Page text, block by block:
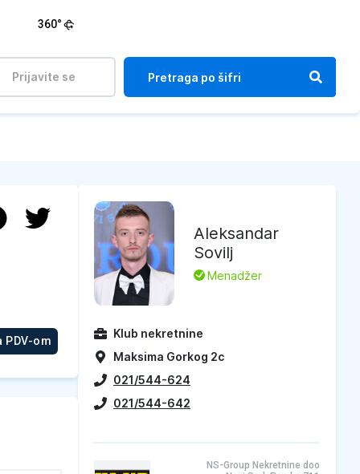
360°
Prijavite se
PDV-om
Aleksandar
Sovilj
L Menadžer
Klub nekretnine
Maksima Gorkog 2c
021/544-624
021/544-642
NS-Group Nekretnine doo